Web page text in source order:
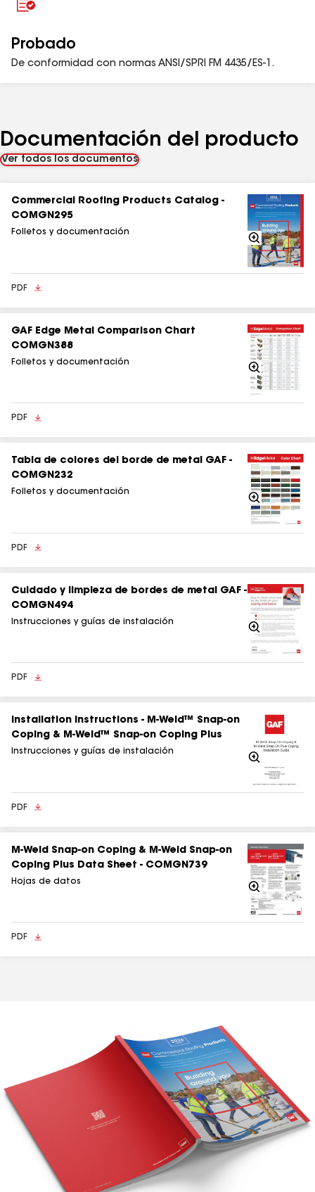
Probado
De conformidad con normas ANSI/SPRI FM 4435/ES-1.
Documentación del producto
Ver todos los documentos
Commercial Roofing Products Catalog -
COMGN295
Folletos y documentación Acercarse
PDF
GAF Edge Metal Comparison Chart
COMGN388
Folletos y documentación Acercarse
PDF
Tabla de colores del borde de metal GAF -
COMGN232
Folletos y documentación Acercarse
PDF
Cuidado y limpieza de bordes de metal GAF -
COMGN494
Instrucciones y guías de instalación Acercarse
PDF
Installation Instructions - M‑Weld™ Snap‑on
Coping & M‑Weld™ Snap‑on Coping Plus
Instrucciones y guías de instalación Acercarse
PDF
M‑Weld Snap‑on Coping & M‑Weld Snap‑on
Coping Plus Data Sheet - COMGN739
Hojas de datos Acercarse
PDF